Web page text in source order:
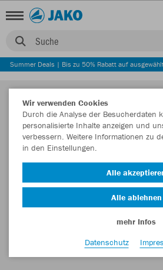
Suche
Summer Deals | Bis zu 50% Rabatt auf
Wir verwenden Cookies
Durch die Analyse der Besucherdaten
personalisierte Inhalte anzeigen und
verbessern. Weitere Informationen zu
in den Einstellungen.
Alle
Alle ablehnen
mehr Infos
Datenschutz